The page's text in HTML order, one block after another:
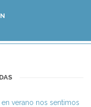
verano nos sentimos